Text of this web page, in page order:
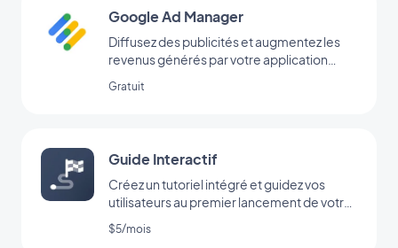
Google Ad Manager
Diffusez des publicités et augmentez les
revenus générés par votre application
Gratuit
Guide Interactif
Créez un tutoriel intégré et guidez vos
utilisateurs au premier lancement de votre
app
$5/mois